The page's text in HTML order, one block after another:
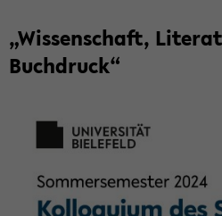
„Wis­sen­schaft,
Buch­druck“